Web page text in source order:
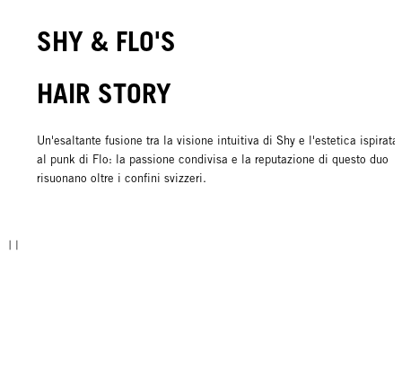
SHY & FLO'S
HAIR STORY
Un'esaltante fusione tra la visione intuitiva di Shy e l'estetica ispirata
al punk di Flo: la passione condivisa e la reputazione di questo duo
risuonano oltre i confini svizzeri.